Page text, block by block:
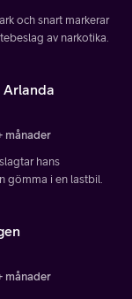
och snart markerar
av narkotika.
Arlanda
månader
hans
gömma i en lastbil.
månader